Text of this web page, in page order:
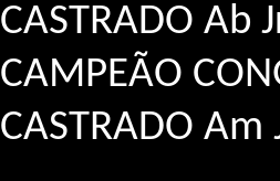
CASTRADO Ab
CAMPEÃO
CASTRADO Am